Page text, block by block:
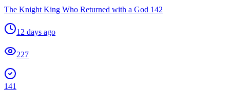
The Knight King Who Returned with a God 142
12 days ago
227
141